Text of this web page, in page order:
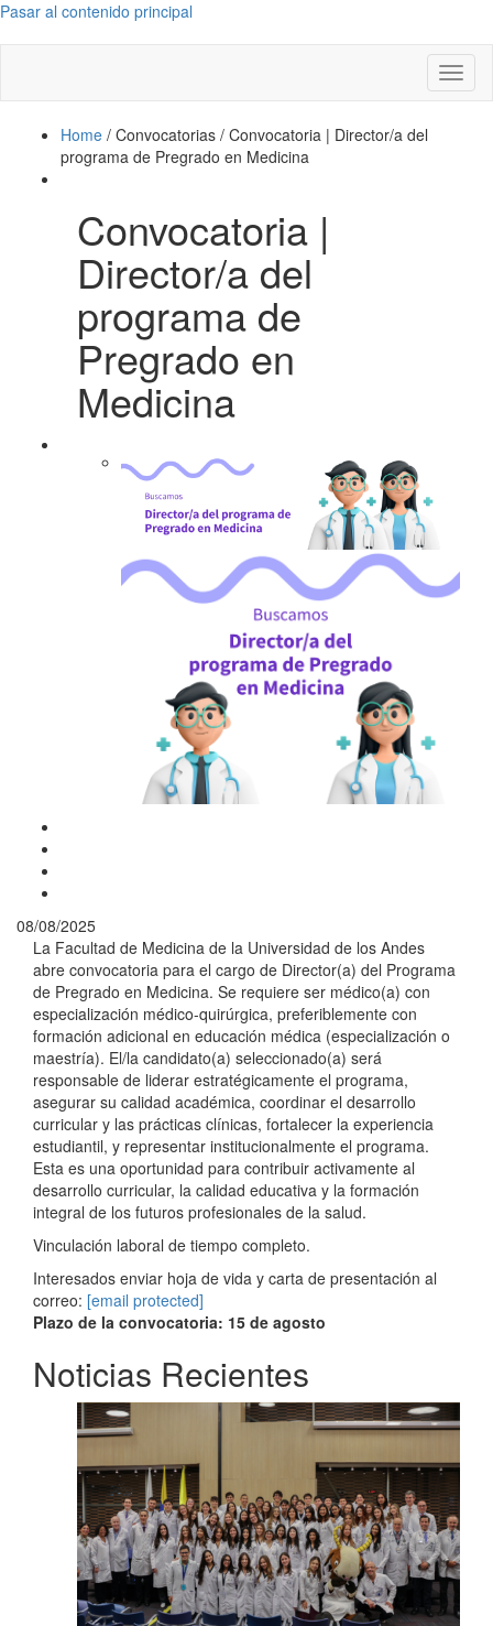
Pasar al contenido principal
Home / Convocatorias / Convocatoria | Director/a del
programa de Pregrado en Medicina
Convocatoria |
Director/a del
programa de
Pregrado en
Medicina
08/08/2025
La Facultad de Medicina de la Universidad de los Andes
abre convocatoria para el cargo de Director(a) del Programa
de Pregrado en Medicina. Se requiere ser médico(a) con
especialización médico-quirúrgica, preferiblemente con
formación adicional en educación médica (especialización o
maestría). El/la candidato(a) seleccionado(a) será
responsable de liderar estratégicamente el programa,
asegurar su calidad académica, coordinar el desarrollo
curricular y las prácticas clínicas, fortalecer la experiencia
estudiantil, y representar institucionalmente el programa.
Esta es una oportunidad para contribuir activamente al
desarrollo curricular, la calidad educativa y la formación
integral de los futuros profesionales de la salud.
Vinculación laboral de tiempo completo.
Interesados enviar hoja de vida y carta de presentación al
correo: [email protected]
Plazo de la convocatoria: 15 de agosto
Noticias Recientes